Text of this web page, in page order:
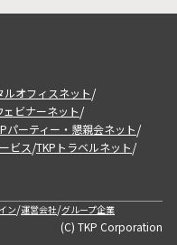
ルオフィスネット/
ェビナーネット/
パーティー・懇親会ネット/
ビス/TKPトラベルネット/
ン/運営会社/グループ企業
(C) TKP Corporation